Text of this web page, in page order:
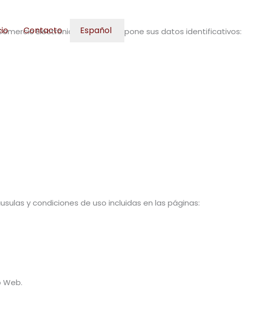
Contacto Español
Electrónico, el Titular expone sus datos identificativos:
y condiciones de uso incluidas en las páginas: